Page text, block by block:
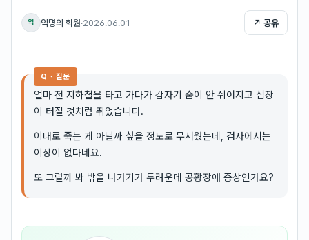
익 익명의 회원·2026.06.01 ↗ 공유
Q · 질문
얼마 전 지하철을 타고 가다가 갑자기 숨이 안 쉬어지고 심장
이 터질 것처럼 뛰었습니다.
이대로 죽는 게 아닐까 싶을 정도로 무서웠는데, 검사에서는
이상이 없다네요.
또 그럴까 봐 밖을 나가기가 두려운데 공황장애 증상인가요?